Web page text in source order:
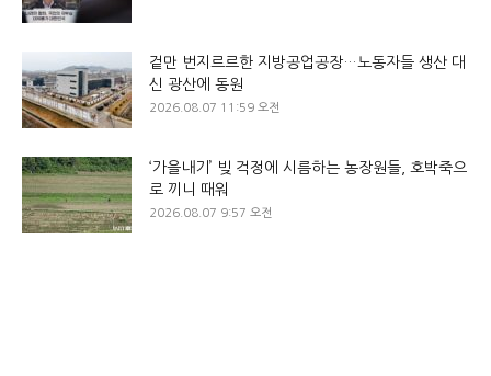
겉만 번지르르한 지방공업공장…노동자들 생산 대
신 광산에 동원
2026.08.07 11:59 오전
‘가을내기’ 빚 걱정에 시름하는 농장원들, 호박죽으
로 끼니 때워
2026.08.07 9:57 오전